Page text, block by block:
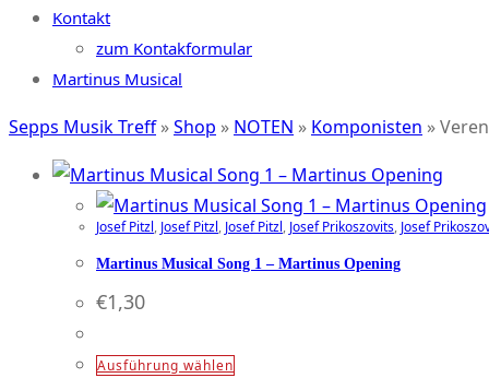
Kontakt
zum Kontakformular
Martinus Musical
Sepps Musik Treff»Shop » NOTEN » Komponisten »
Josef Pitzl, Josef Pitzl, Josef Pitzl, Josef Prikoszovits, Josef
Martinus Musical Song 1 – Martinus Opening
€1,30
Ausführung wählenDieses